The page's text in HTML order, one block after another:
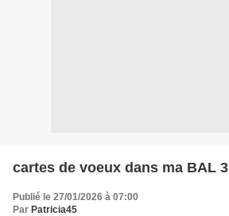
cartes de voeux dans ma BAL 3
Publié le 27/01/2026 à 07:00
Par Patricia45